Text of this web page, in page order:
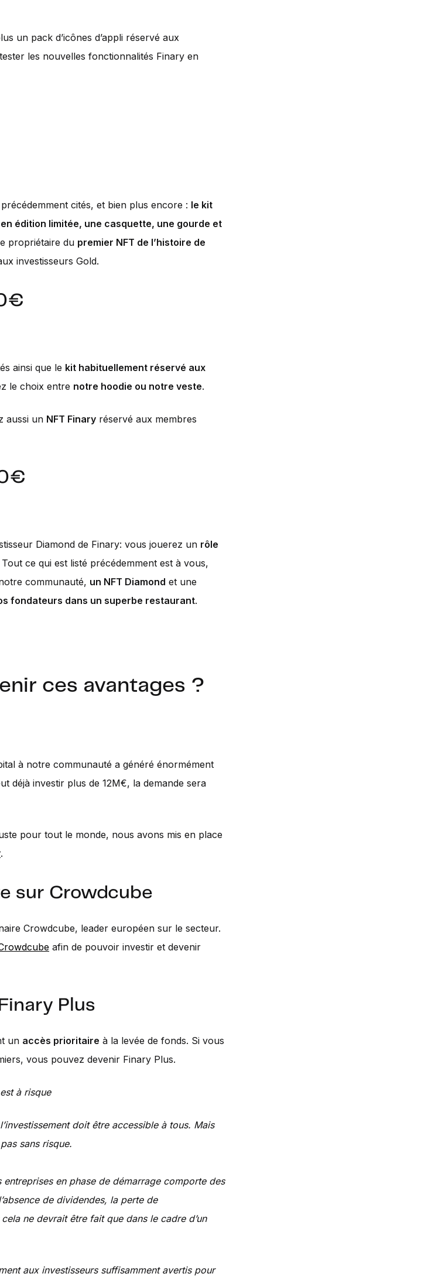
un pack d’icônes d’appli réservé aux
les nouvelles fonctionnalités Finary en
cités, et bien plus encore : le kit
édition limitée, une casquette, une gourde et
propriétaire du premier NFT de l’histoire de
investisseurs Gold.
ainsi que le kit habituellement réservé aux
le choix entre notre hoodie ou notre veste.
aussi un NFT Finary réservé aux membres
Diamond de Finary: vous jouerez un rôle
Tout ce qui est listé précédemment est à vous,
communauté, un NFT Diamond et une
fondateurs dans un superbe restaurant.
ces avantages ?
à notre communauté a généré énormément
déjà investir plus de 12M€, la demande sera
pour tout le monde, nous avons mis en place
.
sur Crowdcube
Crowdcube, leader européen sur le secteur.
afin de pouvoir investir et devenir
Plus
un accès prioritaire à la levée de fonds. Si vous
vous pouvez devenir Finary Plus.
à risque
doit être accessible à tous. Mais
sans risque.
en phase de démarrage comporte des
de dividendes, la perte de
ne devrait être fait que dans le cadre d’un
aux investisseurs suffisamment avertis pour